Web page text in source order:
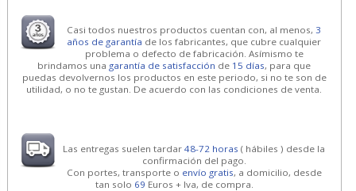
Casi todos nuestros productos cuentan con, al menos,3
años de garantía de los fabricantes, que cubre cualquier
problema o defecto de fabricación. Asímismo te
brindamos una garantía de satisfacción de 15 días, para que
puedas devolvernos los productos en este periodo, si no te son de
utilidad, o no te gustan. De acuerdo con las condiciones de venta.
Las entregas suelen tardar48-72 horas ( hábiles ) desde la
confirmación del pago.
Con portes, transporte o envío gratis, a domicilio, desde
tan solo 69 Euros + Iva, de compra.